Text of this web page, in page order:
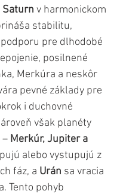
v harmonickom
stabilitu,
pre dlhodobé
posilnené
Merkúra a neskôr
pevné základy pre
i duchovné
však planéty
– Merkúr, Jupiter a
alebo vystupujú z
fáz, a Urán sa vracia
Tento pohyb